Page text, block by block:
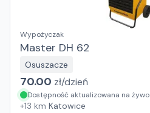
Wypożyczak
Master DH 62
Osuszacze
70.00 zł/dzień
Dostępność aktualizowana na żywo
+13 km Katowice